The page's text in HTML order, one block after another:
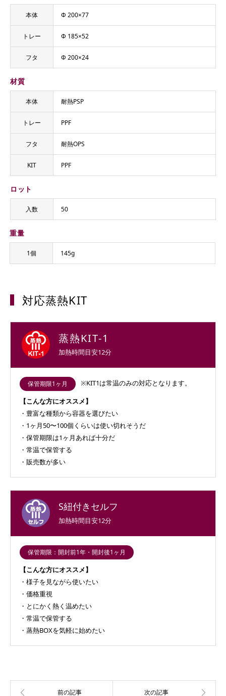
本体 Φ 200×77
トレー Φ 185×52
フタ Φ 200×24
材質
本体 耐熱PSP
トレー PPF
フタ 耐熱OPS
KIT PPF
ロット
入数 50
重量
1個 145g
対応蒸熱KIT
蒸熱KIT-1
加熱時間目安12分
保管期限1ヶ月
※KIT1は常温のみの対応となります。
【こんな方にオススメ】
豊富な種類から容器を選びたい
1ヶ月50〜100個くらいは使い切れそうだ
保管期限は1ヶ月あれば十分だ
常温で保管する
販売数が多い
S紐付きセルフ
加熱時間目安12分
保管期限：開封前1年・開封後1ヶ月
【こんな方にオススメ】
様子を見ながら使いたい
価格重視
とにかく熱く温めたい
常温で保管する
蒸熱BOXを気軽に始めたい